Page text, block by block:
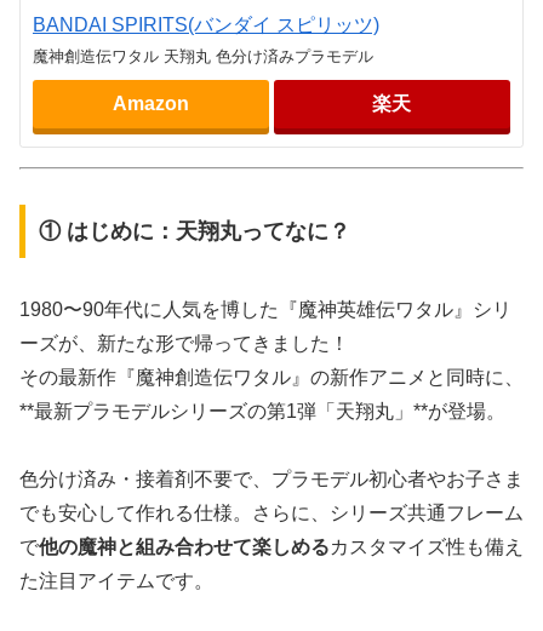
BANDAI SPIRITS(バンダイ スピリッツ)
魔神創造伝ワタル 天翔丸 色分け済みプラモデル
Amazon 楽天
① はじめに：天翔丸ってなに？
1980〜90年代に人気を博した『魔神英雄伝ワタル』シリ
ーズが、新たな形で帰ってきました！
その最新作『魔神創造伝ワタル』の新作アニメと同時に、
**最新プラモデルシリーズの第1弾「天翔丸」**が登場。
色分け済み・接着剤不要で、プラモデル初心者やお子さま
でも安心して作れる仕様。さらに、シリーズ共通フレーム
で他の魔神と組み合わせて楽しめるカスタマイズ性も備え
た注目アイテムです。